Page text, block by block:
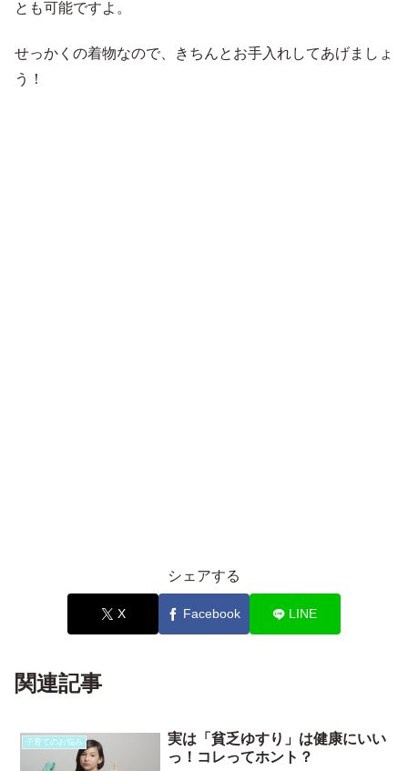
とも可能ですよ。
せっかくの着物なので、きちんとお手入れしてあげましょ
う！
シェアする
X Facebook LINE
関連記事
子育てのお悩み
実は「貧乏ゆすり」は健康にいい
っ！コレってホント？